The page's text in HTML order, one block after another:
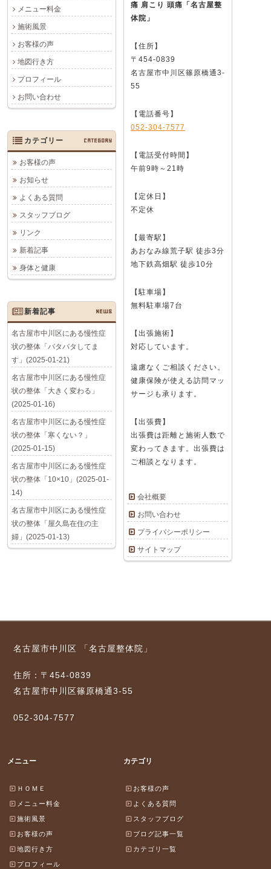
メニュー料金
施術風景
お客様の声
地図行き方
プロフィール
お問い合わせ
痛 肩こり 頭痛 「名古屋整
体院」
【住所】
〒454-0839
名古屋市中川区篠原橋通3-
55
【電話番号】
052-304-7577
【電話受付時間】
午前9時～21時
【定休日】
不定休
【最寄駅】
あおなみ線荒子駅 徒歩3分
地下鉄高畑駅 徒歩10分
【駐車場】
無料駐車場7台
【出張施術】
対応しています。
遠慮なくご相談ください。
健康保険が使える訪問マッ
サージも承ります。
【出張費】
出張費は距離と施術人数で
変わってきます。出張費は
ご相談となります。
会社概要
お問い合わせ
プライバシーポリシー
サイトマップ
カテゴリー CATEGORY
お客様の声
お知らせ
よくある質問
スタッフブログ
リンク
新着記事
身体と健康
新着記事 NEWS
名古屋市中川区にある慢性症
状の整体「バタバタしてま
す」(2025-01-21)
名古屋市中川区にある慢性症
状の整体「大きく変わる」
(2025-01-16)
名古屋市中川区にある慢性症
状の整体「寒くない？」
(2025-01-15)
名古屋市中川区にある慢性症
状の整体「10×10」(2025-01-
14)
名古屋市中川区にある慢性症
状の整体「屋久島在住の主
婦」(2025-01-13)
名古屋市中川区 「名古屋整体院」
住所：〒454-0839
名古屋市中川区篠原橋通3-55
052-304-7577
メニュー
ＨＯＭＥ
メニュー料金
施術風景
お客様の声
地図行き方
プロフィール
カテゴリ
お客様の声
よくある質問
スタッフブログ
ブログ記事一覧
カテゴリ一覧